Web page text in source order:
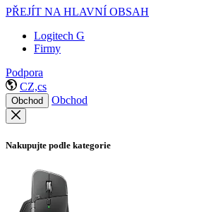
PŘEJÍT NA HLAVNÍ OBSAH
Logitech G
Firmy
Podpora
CZ,cs
Obchod Obchod
Nakupujte podle kategorie